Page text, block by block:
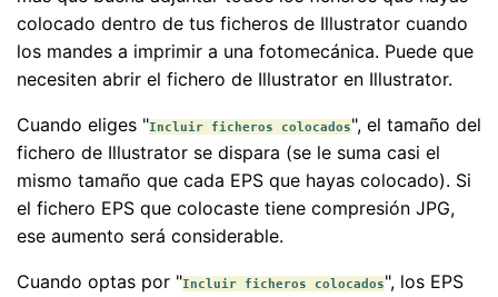
colocado dentro de tus ficheros de Illustrator cuando
los mandes a imprimir a una fotomecánica. Puede que
necesiten abrir el fichero de Illustrator en Illustrator.
Cuando eliges "Incluir ficheros colocados", el tamaño del
fichero de Illustrator se dispara (se le suma casi el
mismo tamaño que cada EPS que hayas colocado). Si
el fichero EPS que colocaste tiene compresión JPG,
ese aumento será considerable.
Cuando optas por "Incluir ficheros colocados", los EPS